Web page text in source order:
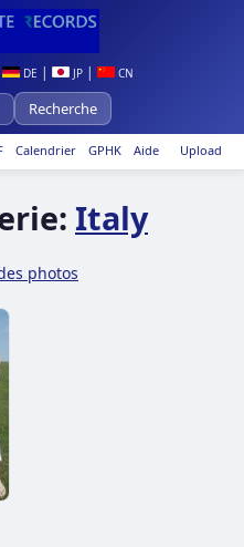
DE | JP| CN
Upload
Calendrier GPHK Aide
Italy
photos